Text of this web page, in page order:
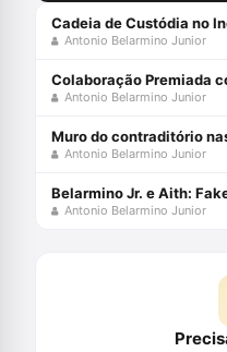
Antonio Belarmino Junior
Antonio Belarmino Junior
Antonio Belarmino Junior
Belarmino Jr. e Aith:
Antonio Belarmino Junior